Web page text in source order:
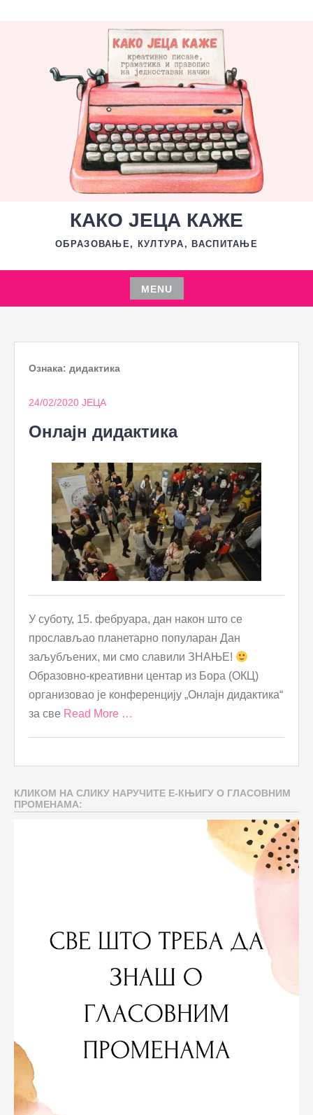
КАКО ЈЕЦА КАЖЕ
ОБРАЗОВАЊЕ, КУЛТУРА, ВАСПИТАЊЕ
MENU
Skip
content
Ознака: дидактика
24/02/2020 ЈЕЦА
Онлајн дидактика
У суботу, 15. фебруара, дан након што се
прослављао планетарно популаран Дан
заљубљених, ми смо славили ЗНАЊЕ!
Образовно-креативни центар из Бора (ОКЦ)
организовао је конференцију „Онлајн дидактика“
за све Read More …
КЛИКОМ НА СЛИКУ НАРУЧИТЕ Е-КЊИГУ О ГЛАСОВНИМ
ПРОМЕНАМА: